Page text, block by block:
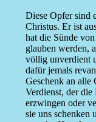
Diese Opfer sind
Christus. Er ist
hat die Sünde
glauben werden,
völlig unverdient
dafür jemals
Geschenk an alle
Verdienst, der die
erzwingen oder
sie uns schenken